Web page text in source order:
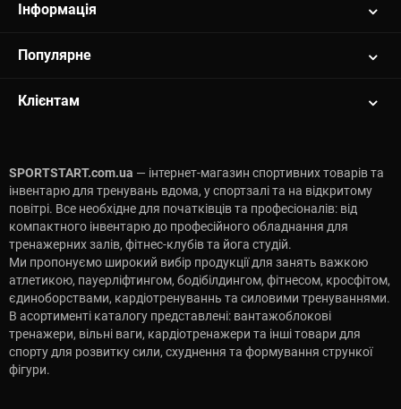
Інформація
Популярне
Клієнтам
SPORTSTART.com.ua — інтернет-магазин спортивних товарів та
інвентарю для тренувань вдома, у спортзалі та на відкритому
повітрі. Все необхідне для початківців та професіоналів: від
компактного інвентарю до професійного обладнання для
тренажерних залів, фітнес-клубів та йога студій.
Ми пропонуємо широкий вибір продукції для занять важкою
атлетикою, пауерліфтингом, бодібілдингом, фітнесом, кросфітом,
єдиноборствами, кардіотренуваннь та силовими тренуваннями.
В асортименті каталогу представлені: вантажоблокові
тренажери, вільні ваги, кардіотренажери та інші товари для
спорту для розвитку сили, схуднення та формування стрункої
фігури.